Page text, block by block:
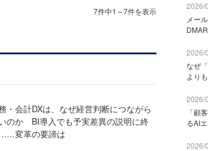
7件中1～7件を表示
・会計DXは、なぜ経営判断につながら
のか BI導入でも予実差異の説明に終
変革の要諦は
2026/
メー
2026/
なぜ
より
2026/
「顧
るAI
2026/